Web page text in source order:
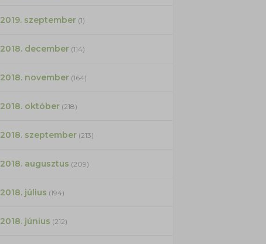
2019. szeptember(1)
2018. december(114)
2018. november(164)
2018. október(218)
2018. szeptember(213)
2018. augusztus (209)
2018. július (194)
2018. június (212)